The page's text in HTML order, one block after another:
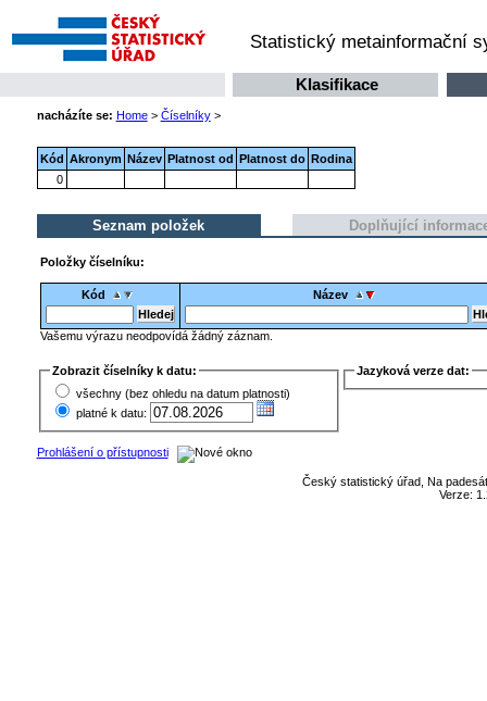
Statistický metainformační
Klasifikace
nacházíte se: Home> Číselníky>
Kód Akronym Název Platnost od Platnost do Rodina
0
Seznam položek Doplňující
Položky číselníku:
Kód Název
Vašemu výrazu neodpovídá žádný záznam.
Zobrazit číselníky k datu:
všechny (bez ohledu na datum platnosti)
platné k datu:
Jazyková verze dat:
Prohlášení o přístupnosti
Český statistický úřad, Na
Verze: